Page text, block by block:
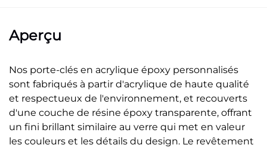
Aperçu
Nos porte-clés en acrylique époxy personnalisés
sont fabriqués à partir d'acrylique de haute qualité
et respectueux de l'environnement, et recouverts
d'une couche de résine époxy transparente, offrant
un fini brillant similaire au verre qui met en valeur
les couleurs et les détails du design. Le revêtement